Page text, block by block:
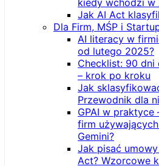
kiedy wchodzi w
Jak AI Act
Dla Firm, MŚP i
AI literacy w
od lutego 2025?
Checklist: 90
– krok po kroku
Jak
Przewodnik dla
GPAI w praktyce
firm
Gemini?
Jak pisać
Act? Wzorcowe